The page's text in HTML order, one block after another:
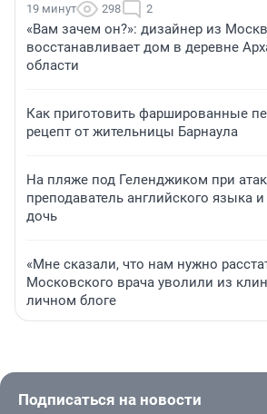
19 минут 298 2
«Вам зачем он?»: дизайнер из
восстанавливает дом в деревне
области
Как приготовить фаршированные
рецепт от жительницы Барнаула
На пляже под Геленджиком при
преподаватель английского языка и
дочь
«Мне сказали, что нам нужно
Московского врача уволили из
личном блоге
Подписаться на новости